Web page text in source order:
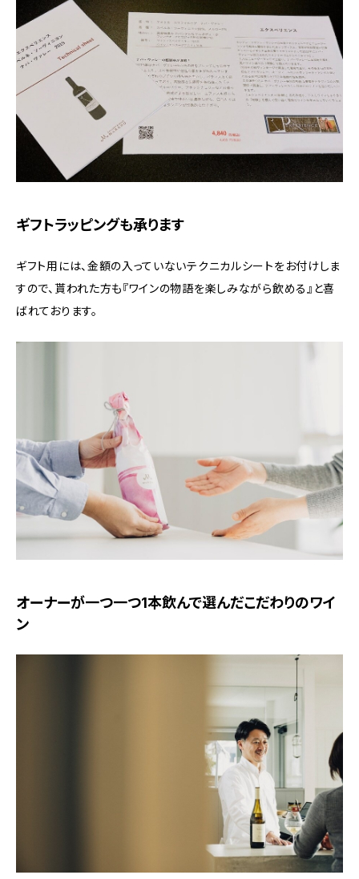
ギフトラッピングも承ります
ギフト用には、金額の入っていないテクニカルシートをお付けしま
すので、貰われた方も『ワインの物語を楽しみながら飲める』と喜
ばれております。
オーナーが一つ一つ1本飲んで選んだこだわりのワイ
ン